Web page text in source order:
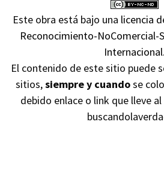
Este obra está bajo una licencia
Reconocimiento-NoComercial-
Internacional.
El contenido de este sitio puede
sitios,siempre y cuandose
debido enlace o link que lleve